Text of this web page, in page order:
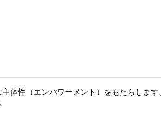
体性（エンパワーメント）をもたらしま